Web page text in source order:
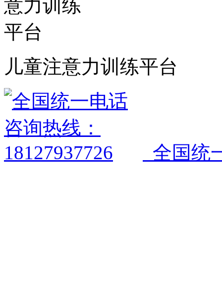
儿童注意力训练平台
全国统